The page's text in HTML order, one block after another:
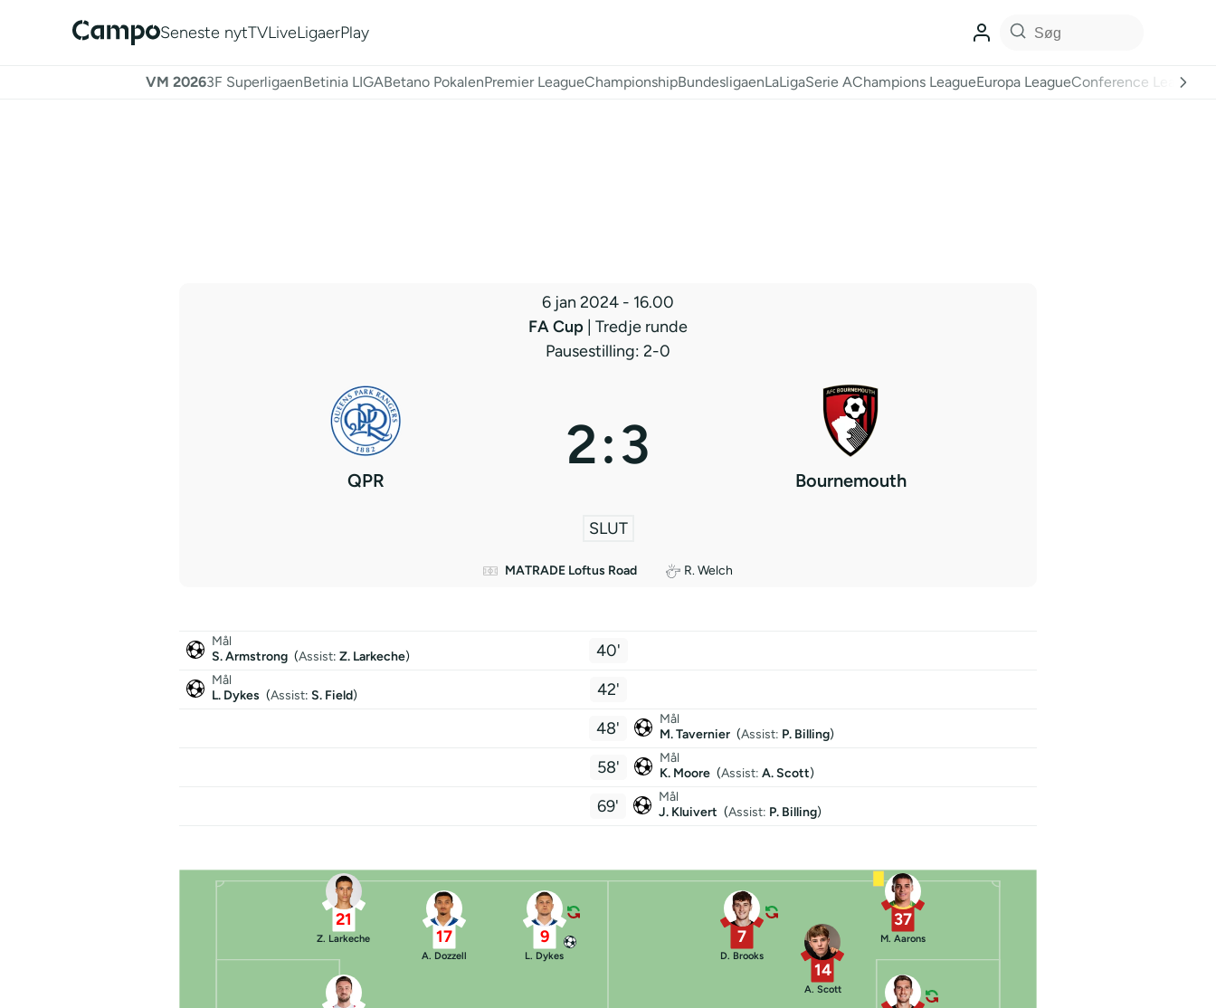
Seneste nytTVLiveLigaerPlay
VM 20263F SuperligaenBetinia LIGABetano PokalenPremier LeagueChampionshipBundesligaenLaLigaSerie AChampions LeagueEuropa LeagueConference League
6 jan 2024 - 16.00
FA Cup | Tredje runde
Pausestilling: 2-0
QPR
2:3
Bournemouth
SLUT
MATRADE Loftus Road R. Welch
Mål
S. Armstrong (Assist: Z. Larkeche) 40'
Mål
L. Dykes (Assist: S. Field)
42'
48'
Mål
M. Tavernier (Assist: P. Billing)
58'
Mål
K. Moore (Assist: A. Scott)
69'
Mål
J. Kluivert (Assist: P. Billing)
21
Z. Larkeche 17
A. Dozzell
9
L. Dykes
37
M. Aarons
14
A. Scott
7
D. Brooks